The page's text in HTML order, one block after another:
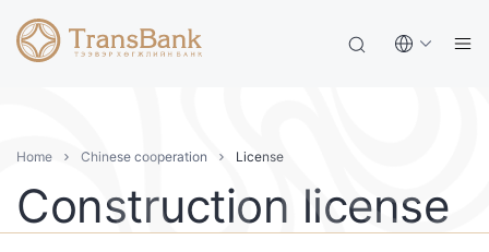
Home Chinese cooperation License
Construction license